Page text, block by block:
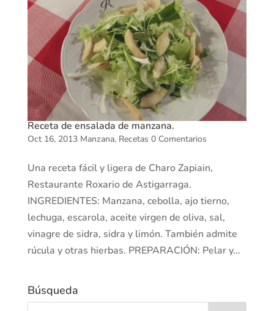
Receta de ensalada de manzana.
Oct 16, 2013 Manzana, Recetas 0 Comentarios
Una receta fácil y ligera de Charo Zapiain,
Restaurante Roxario de Astigarraga.
INGREDIENTES: Manzana, cebolla, ajo tierno,
lechuga, escarola, aceite virgen de oliva, sal,
vinagre de sidra, sidra y limón. También admite
rúcula y otras hierbas. PREPARACIÓN: Pelar y...
Búsqueda